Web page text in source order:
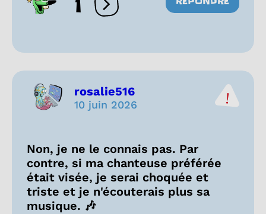
1 Ouvrir les réactions
rosalie516
10 juin 2026
Non, je ne le connais pas. Par
contre, si ma chanteuse préférée
était visée, je serai choquée et
triste et je n'écouterais plus sa
musique. 🎶